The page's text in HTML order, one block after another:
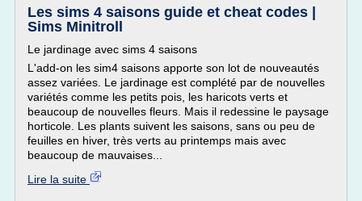
Les sims 4 saisons guide et cheat codes |
Sims Minitroll
Le jardinage avec sims 4 saisons
L'add-on les sim4 saisons apporte son lot de nouveautés
assez variées. Le jardinage est complété par de nouvelles
variétés comme les petits pois, les haricots verts et
beaucoup de nouvelles fleurs. Mais il redessine le paysage
horticole. Les plants suivent les saisons, sans ou peu de
feuilles en hiver, très verts au printemps mais avec
beaucoup de mauvaises...
Lire la suite